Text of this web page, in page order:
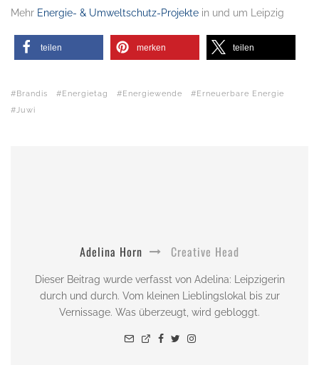
Mehr Energie- & Umweltschutz-Projekte in und um Leipzig
teilen merken teilen
Brandis Energietag Energiewende
Erneuerbare Energie
Juwi
Adelina Horn Creative Head
Dieser Beitrag wurde verfasst von Adelina: Leipzigerin
durch und durch. Vom kleinen Lieblingslokal bis zur
Vernissage. Was überzeugt, wird gebloggt.